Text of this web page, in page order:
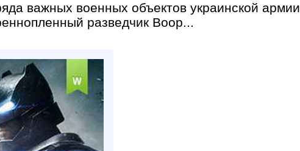
важных военных объектов украинской армии
разведчик Воор...